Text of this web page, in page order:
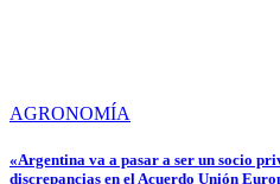
AGRONOMÍA
«Argentina va a pasar a ser un socio
discrepancias en el Acuerdo Unión